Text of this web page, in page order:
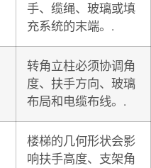
手、缆绳、玻璃或填
充系统的末端。.
转角立柱必须协调角
度、扶手方向、玻璃
布局和电缆布线。.
楼梯的几何形状会影
响扶手高度、支架角